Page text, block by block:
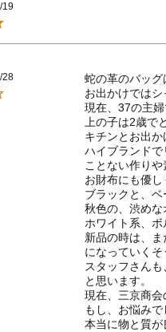
19
28
蛇の革のバッグ
お出かけでは
現在、37の主婦
上の子は2歳で
キチンとお出
ハイブランド
ことない作り
お財布にも優し
ブラックと、
秋色の、渋めな
ホワイト系、ボ
新品の時は、
になっていくそ
スタッフさん
と思います。
現在、三京商会
もし、お悩み
本当に物と質